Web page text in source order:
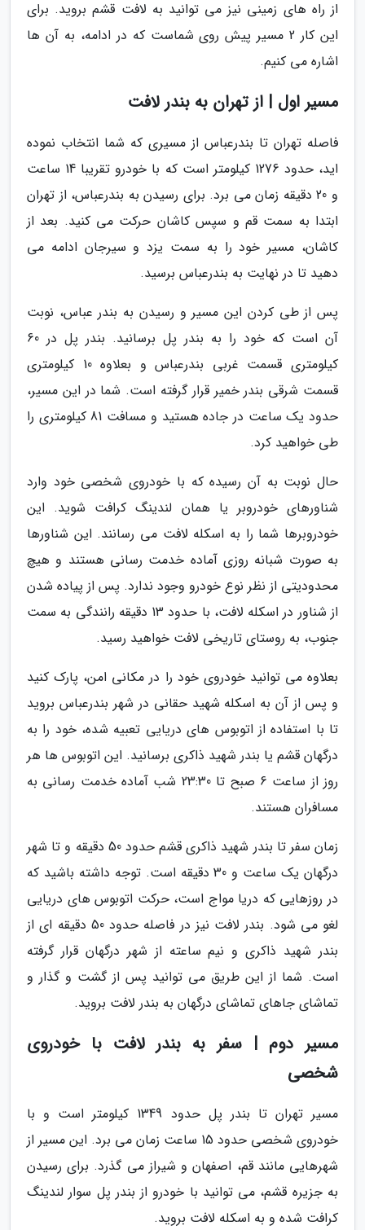
از راه های زمینی نیز می توانید به لافت قشم بروید. برای
این کار 2 مسیر پیش روی شماست که در ادامه، به آن ها
اشاره می کنیم.
مسیر اول | از تهران به بندر لافت
فاصله تهران تا بندرعباس از مسیری که شما انتخاب نموده
اید، حدود 1276 کیلومتر است که با خودرو تقریبا 14 ساعت
و 20 دقیقه زمان می برد. برای رسیدن به بندرعباس، از تهران
ابتدا به سمت قم و سپس کاشان حرکت می کنید. بعد از
کاشان، مسیر خود را به سمت یزد و سیرجان ادامه می
دهید تا در نهایت به بندرعباس برسید.
پس از طی کردن این مسیر و رسیدن به بندر عباس، نوبت
آن است که خود را به بندر پل برسانید. بندر پل در 60
کیلومتری قسمت غربی بندرعباس و بعلاوه 10 کیلومتری
قسمت شرقی بندر خمیر قرار گرفته است. شما در این مسیر،
حدود یک ساعت در جاده هستید و مسافت 81 کیلومتری را
طی خواهید کرد.
حال نوبت به آن رسیده که با خودروی شخصی خود وارد
شناورهای خودروبر یا همان لندینگ کرافت شوید. این
خودروبرها شما را به اسکله لافت می رسانند. این شناورها
به صورت شبانه روزی آماده خدمت رسانی هستند و هیچ
محدودیتی از نظر نوع خودرو وجود ندارد. پس از پیاده شدن
از شناور در اسکله لافت، با حدود 13 دقیقه رانندگی به سمت
جنوب، به روستای تاریخی لافت خواهید رسید.
بعلاوه می توانید خودروی خود را در مکانی امن، پارک کنید
و پس از آن به اسکله شهید حقانی در شهر بندرعباس بروید
تا با استفاده از اتوبوس های دریایی تعبیه شده، خود را به
درگهان قشم یا بندر شهید ذاکری برسانید. این اتوبوس ها هر
روز از ساعت 6 صبح تا 23:30 شب آماده خدمت رسانی به
مسافران هستند.
زمان سفر تا بندر شهید ذاکری قشم حدود 50 دقیقه و تا شهر
درگهان یک ساعت و 30 دقیقه است. توجه داشته باشید که
در روزهایی که دریا مواج است، حرکت اتوبوس های دریایی
لغو می شود. بندر لافت نیز در فاصله حدود 50 دقیقه ای از
بندر شهید ذاکری و نیم ساعته از شهر درگهان قرار گرفته
است. شما از این طریق می توانید پس از گشت و گذار و
تماشای جاهای تماشای درگهان به بندر لافت بروید.
مسیر دوم | سفر به بندر لافت با خودروی
شخصی
مسیر تهران تا بندر پل حدود 1349 کیلومتر است و با
خودروی شخصی حدود 15 ساعت زمان می برد. این مسیر از
شهرهایی مانند قم، اصفهان و شیراز می گذرد. برای رسیدن
به جزیره قشم، می توانید با خودرو از بندر پل سوار لندینگ
کرافت شده و به اسکله لافت بروید.